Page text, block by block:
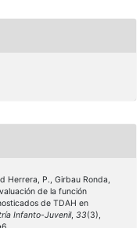
Herrera, P., Girbau Ronda,
de la función
de TDAH en
Infanto-Juvenil, 33(3),